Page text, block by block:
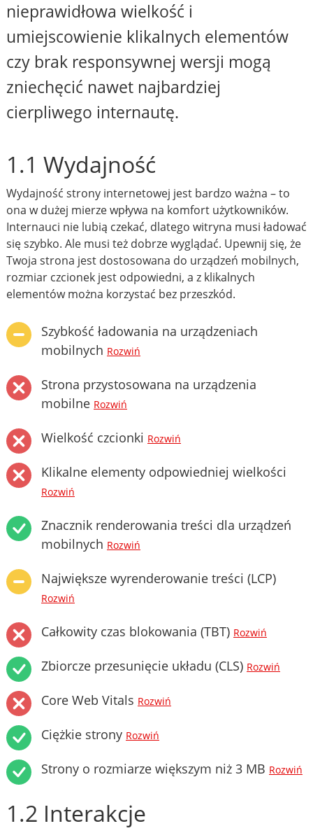
nieprawidłowa wielkość i
umiejscowienie klikalnych elementów
czy brak responsywnej wersji mogą
zniechęcić nawet najbardziej
cierpliwego internautę.
1.1 Wydajność
Wydajność strony internetowej jest bardzo ważna – to
ona w dużej mierze wpływa na komfort użytkowników.
Internauci nie lubią czekać, dlatego witryna musi ładować
się szybko. Ale musi też dobrze wyglądać. Upewnij się, że
Twoja strona jest dostosowana do urządzeń mobilnych,
rozmiar czcionek jest odpowiedni, a z klikalnych
elementów można korzystać bez przeszkód.
Szybkość ładowania na urządzeniach
mobilnych Rozwiń
Strona przystosowana na urządzenia
mobilne Rozwiń
Wielkość czcionki Rozwiń
Klikalne elementy odpowiedniej wielkości
Rozwiń
Znacznik renderowania treści dla urządzeń
mobilnych Rozwiń
Największe wyrenderowanie treści (LCP)
Rozwiń
Całkowity czas blokowania (TBT) Rozwiń
Zbiorcze przesunięcie układu (CLS) Rozwiń
Core Web Vitals Rozwiń
Ciężkie strony Rozwiń
Strony o rozmiarze większym niż 3 MB Rozwiń
1.2 Interakcje